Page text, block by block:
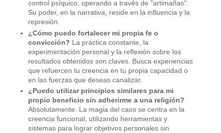
control psíquico, operando a través de "artimañas".
Su poder, en la narrativa, reside en la influencia y la
represión.
¿Cómo puedo fortalecer mi propia fe o
convicción? La práctica constante, la
experimentación personal y la reflexión sobre los
resultados obtenidos son claves. Busca experiencias
que refuercen tu creencia en tu propia capacidad o
en las fuerzas que deseas canalizar.
¿Puedo utilizar principios similares para mi
propio beneficio sin adherirme a una religión?
Absolutamente. La magia del caos se centra en la
creencia funcional, utilizando herramientas y
sistemas para lograr objetivos personales sin